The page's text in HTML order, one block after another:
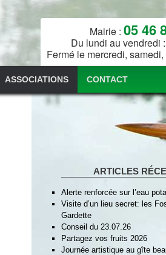
Mairie : 05 46
Du lundi au vendredi
Fermé le mercredi,
ASSOCIATIONS CONTACT
ARTICLES
Alerte renforcée sur l’eau
Visite d’un lieu secret: les
Gardette
Conseil du 23.07.26
Partagez vos fruits 2026
Journée artistique au gîte